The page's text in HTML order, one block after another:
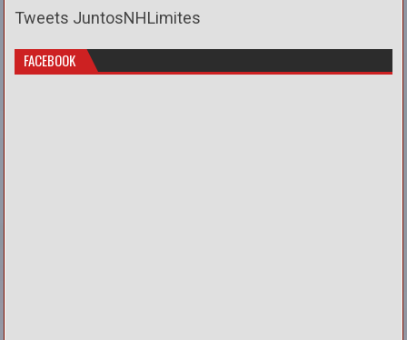
Tweets JuntosNHLimites
FACEBOOK